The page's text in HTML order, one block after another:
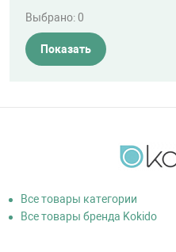
Выбрано:0
Показать
Все товары категории
Все товары бренда Kokido